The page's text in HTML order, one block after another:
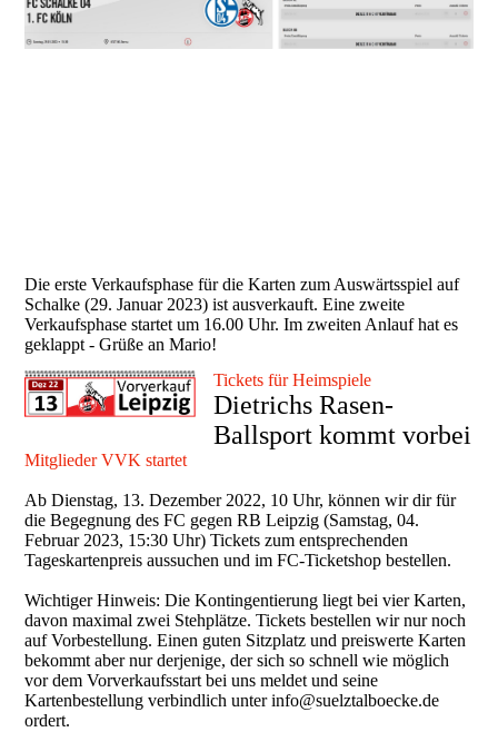
Die erste Verkaufsphase für die Karten zum Auswärtsspiel auf
Schalke (29. Januar 2023) ist ausverkauft. Eine zweite
Verkaufsphase startet um 16.00 Uhr. Im zweiten Anlauf hat es
geklappt - Grüße an Mario!
Tickets für Heimspiele
Dietrichs Rasen-
Ballsport kommt vorbei
Mitglieder VVK startet
Ab Dienstag, 13. Dezember 2022, 10 Uhr, können wir dir für
die Begegnung des FC gegen RB Leipzig (Samstag, 04.
Februar 2023, 15:30 Uhr) Tickets zum entsprechenden
Tageskartenpreis aussuchen und im FC-Ticketshop bestellen.
Wichtiger Hinweis: Die Kontingentierung liegt bei vier Karten,
davon maximal zwei Stehplätze. Tickets bestellen wir nur noch
auf Vorbestellung. Einen guten Sitzplatz und preiswerte Karten
bekommt aber nur derjenige, der sich so schnell wie möglich
vor dem Vorverkaufsstart bei uns meldet und seine
Kartenbestellung verbindlich unter info@suelztalboecke.de
ordert.